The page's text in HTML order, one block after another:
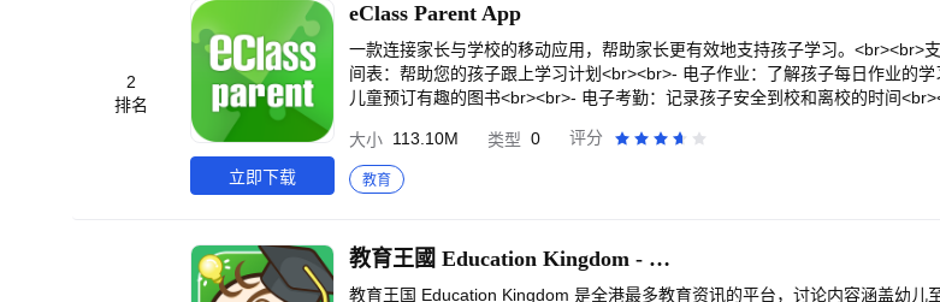
2
排名
立即下载
eClass Parent App
一款连接家长与学校的移动应用，帮助家长更有效地支持孩子学习。<br><br>
间表：帮助您的孩子跟上学习计划<br><br>- 电子作业：了解孩子每日作业的
儿童预订有趣的图书<br><br>- 电子考勤：记录孩子安全到校和离校的时间
br>- 电子缴费：支付学校要求的费用<br><br>- 请假申请：提交请假申请
学校邮箱：访问您的学校邮箱<br><br>- 学校日历：查看学校日历<br><br>- 数
r><br>- 电子POS：购买学校提供的产品
登录问题，家长可联系学校确认访问权限。
网站”了解更多家长应用程序信息，或在线联系我们的支持团队。
pps@eclass.hk
大小 113.10M 类型 0 评分
教育
教育王國 Education Kingdom - 教育討論區
教育王国 Education Kingdom 是全港最多教育资讯的平台，讨论内容涵盖幼儿